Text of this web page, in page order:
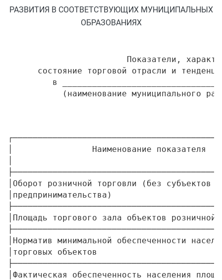
РАЗВИТИЯ В СООТВЕТСТВУЮЩИХ МУНИЦИПАЛЬНЫХ
ОБРАЗОВАНИЯХ
Показатели,
состояние торговой отрасли и
в
│                Наименование
│Оборот розничной торговли (без
│предпринимательства)
│Площадь торгового зала объектов
│Норматив минимальной обеспеченности
│торговых объектов
│Фактическая обеспеченность населения